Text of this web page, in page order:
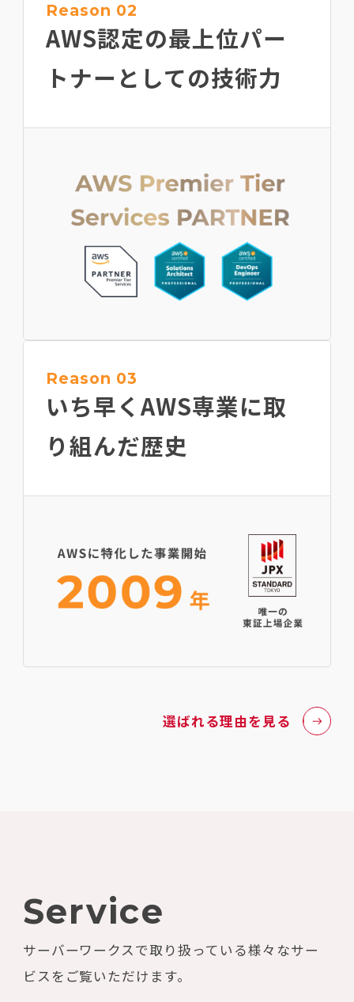
Reason 02
AWS認定の最上位パー
トナーとしての技術力
Reason 03
いち早くAWS専業に取
り組んだ歴史
選ばれる理由を見る
Service
サーバーワークスで取り扱っている様々なサー
ビスをご覧いただけます。